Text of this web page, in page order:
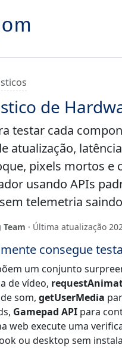
de
testar cada
atualização,
pixels mortos e
usando APIs
telemetria
· Última atualização
consegue
um conjunto
de vídeo,
som, getUserMedia
Gamepad API para
web execute uma
ou desktop sem